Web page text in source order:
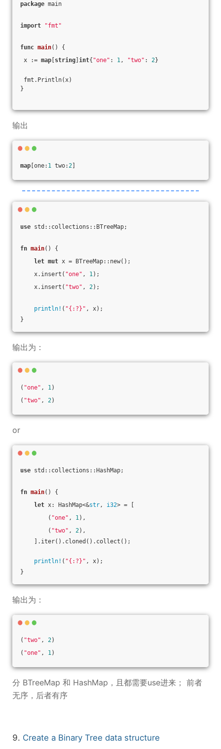
package main
import "fmt"
func main()
{
x := map string int{ "one" : 1, "two" : 2}
fmt.Println(x)
}
输出
map [one: 1 two:2
use std::collections::BTreeMap;
fn main() {
let mut x = BTreeMap::new();
x.insert( "one" , 1);
x.insert( "two" , 2);
println! ( "{:?}" , x);
}
输出为：
( "one" , 1)
( "two" , 2)
or
use std::collections::HashMap;
fn main() {
let x: HashMap<&str, i32> = [
( "one" , 1),
( "two" , 2),
].iter().cloned().collect();
println! ( "{:?}" , x);
}
输出为：
( "two" , 2)
( "one" , 1)
分 BTreeMap 和 HashMap，且都需要use进来； 前者
无序，后者有序
9. Create a Binary Tree data structure